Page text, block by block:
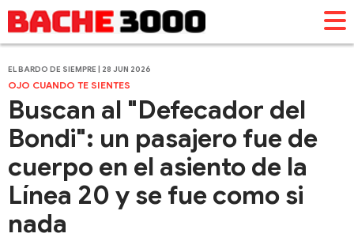
EL BARDO DE SIEMPRE | 28 JUN 2026
OJO CUANDO TE SIENTES
Buscan al "Defecador del
Bondi": un pasajero fue de
cuerpo en el asiento de la
Línea 20 y se fue como si
nada